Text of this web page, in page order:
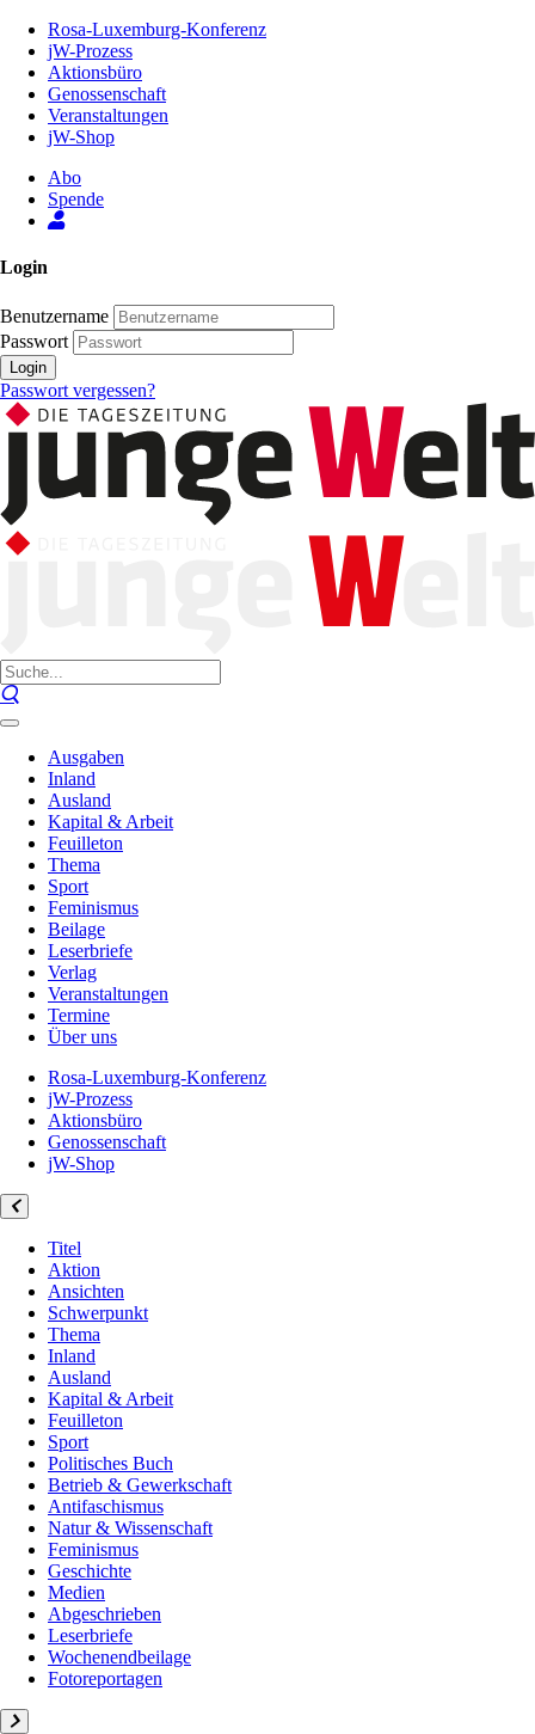
Inhalt
Seite
Rosa-Luxemburg-Konferenz
jW-Prozess
Aktionsbüro
Genossenschaft
Veranstaltungen
jW-Shop
Abo
Spende
Login
Benutzername
Passwort
Login
Passwort vergessen?
Ausgaben
Inland
Ausland
Kapital & Arbeit
Feuilleton
Thema
Sport
Feminismus
Beilage
Leserbriefe
Verlag
Veranstaltungen
Termine
Über uns
Rosa-Luxemburg-Konferenz
jW-Prozess
Aktionsbüro
Genossenschaft
jW-Shop
Titel
Aktion
Ansichten
Schwerpunkt
Thema
Inland
Ausland
Kapital & Arbeit
Feuilleton
Sport
Politisches Buch
Betrieb & Gewerkschaft
Antifaschismus
Natur & Wissenschaft
Feminismus
Geschichte
Medien
Abgeschrieben
Leserbriefe
Wochenendbeilage
Fotoreportagen